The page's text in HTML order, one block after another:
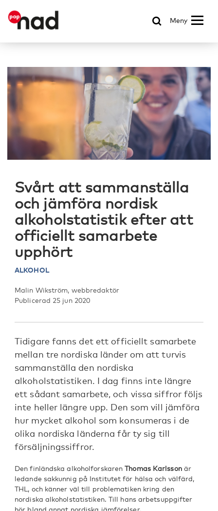
Meny
Svårt att sammanställa
och jämföra nordisk
alkoholstatistik efter att
officiellt samarbete
upphört
ALKOHOL
Malin Wikström, webbredaktör
Publicerad 25 jun 2020
Tidigare fanns det ett officiellt samarbete
mellan tre nordiska länder om att turvis
sammanställa den nordiska
alkoholstatistiken. I dag finns inte längre
ett sådant samarbete, och vissa siffror följs
inte heller längre upp. Den som vill jämföra
hur mycket alkohol som konsumeras i de
olika nordiska länderna får ty sig till
försäljningssiffror.
Den finländska alkoholforskarenThomas Karlssonär
ledande sakkunnig på Institutet för hälsa och välfärd,
THL, och känner väl till problematiken kring den
nordiska alkoholstatistiken. Till hans arbetsuppgifter
hör bland annat nordiska jämförelser.